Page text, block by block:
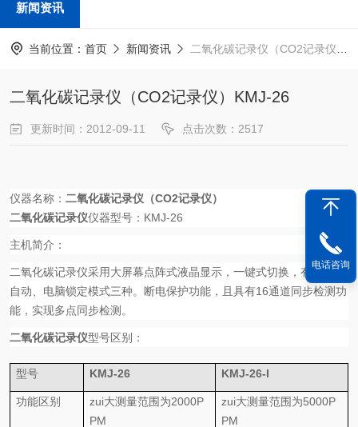
新闻资讯
当前位置： 首页 新闻资讯 二氧化碳记录仪（CO2记录仪）KMJ-26
二氧化碳记录仪（CO2记录仪）KMJ-26
更新时间：2012-09-11
点击次数：2517
仪器名称： 二氧化碳记录仪（CO2记录仪）
二氧化碳记录仪仪器型号： KMJ-26
主机简介：
二氧化碳记录仪采用大屏幕点阵式液晶显示，一键式切换，有手动、
自动、电脑锁定模式三种。断电保护功能，且具有16通道同步检测功
能，实现多点同步检测。
二氧化碳记录仪型号区别：
型号 KMJ-26 KMJ-26-I
功能区别
zui大测量范围为2000P
PM
zui大测量范围为5000P
PM
电话咨询